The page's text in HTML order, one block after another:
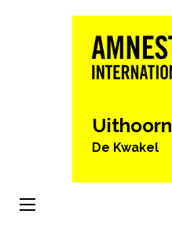
Uithoorn
De Kwakel